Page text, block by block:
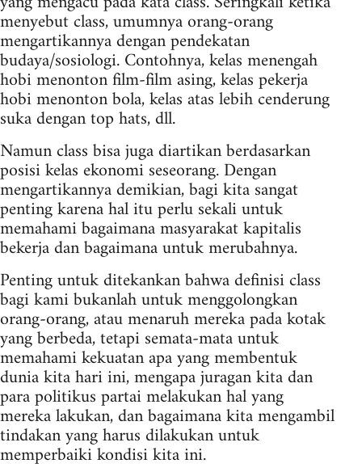
menyebut class, umumnya orang-orang
mengartikannya dengan pendekatan
budaya/sosiologi. Contohnya, kelas menengah
hobi menonton film-film asing, kelas pekerja
hobi menonton bola, kelas atas lebih cenderung
suka dengan top hats, dll.
Namun class bisa juga diartikan berdasarkan
posisi kelas ekonomi seseorang. Dengan
mengartikannya demikian, bagi kita sangat
penting karena hal itu perlu sekali untuk
memahami bagaimana masyarakat kapitalis
bekerja dan bagaimana untuk merubahnya.
Penting untuk ditekankan bahwa definisi class
bagi kami bukanlah untuk menggolongkan
orang-orang, atau menaruh mereka pada kotak
yang berbeda, tetapi semata-mata untuk
memahami kekuatan apa yang membentuk
dunia kita hari ini, mengapa juragan kita dan
para politikus partai melakukan hal yang
mereka lakukan, dan bagaimana kita mengambil
tindakan yang harus dilakukan untuk
memperbaiki kondisi kita ini.